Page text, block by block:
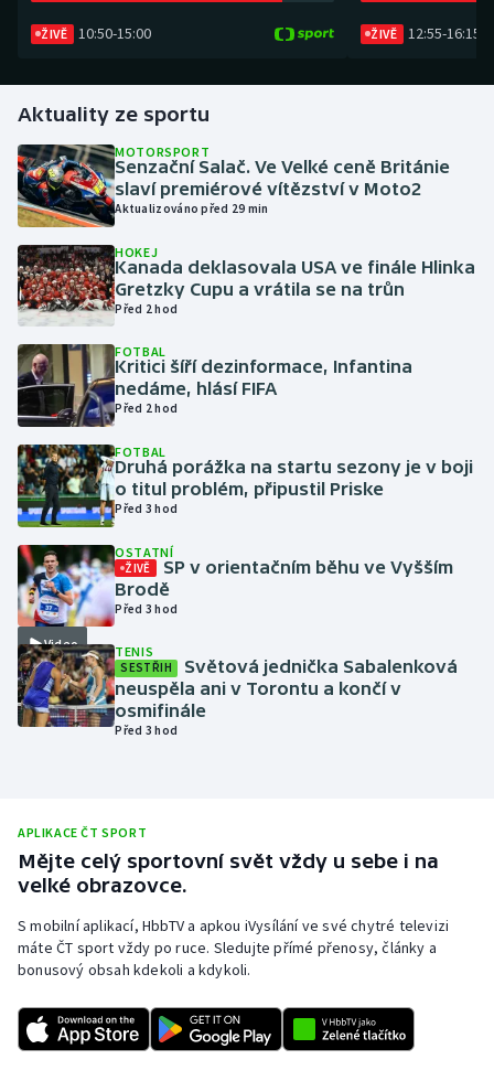
Golf
Házená
Jezdectví
Judo
Krasobruslení
Lezení
Lyže a snowboard
Moderní pětiboj
Motorsport
Olympijské hry
Parasport
Plavání
Plážový volejbal
Rychlobruslení
Rychlostní kanoistika
Short track
Stolní tenis
ŽIVĚ 10:50-15:00 ŽIVĚ 12:55-16:15
Aktuality ze sportu
MOTORSPORT
Senzační Salač. Ve Velké ceně Británie
slaví premiérové vítězství v Moto2
Aktualizováno před 29 min
HOKEJ
Kanada deklasovala USA ve finále Hlinka
Gretzky Cupu a vrátila se na trůn
Před 2 hod
FOTBAL
Kritici šíří dezinformace, Infantina
nedáme, hlásí FIFA
Před 2 hod
FOTBAL
Druhá porážka na startu sezony je v boji
o titul problém, připustil Priske
Před 3 hod
Video
OSTATNÍ
ŽIVĚ
SP v orientačním běhu ve Vyšším
Brodě
Před 3 hod
TENIS
SESTŘIH
Světová jednička Sabalenková
neuspěla ani v Torontu a končí v
osmifinále
Před 3 hod
APLIKACE ČT SPORT
Mějte celý sportovní svět vždy u sebe i na
velké obrazovce.
S mobilní aplikací, HbbTV a apkou iVysílání ve své chytré televizi
máte ČT sport vždy po ruce. Sledujte přímé přenosy, články a
bonusový obsah kdekoli a kdykoli.